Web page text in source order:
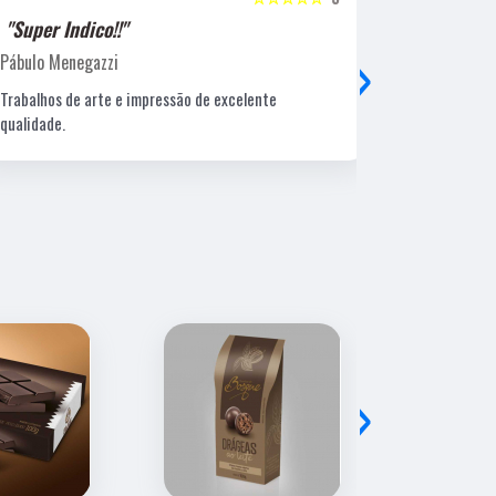
"Super Indico!!"
Pábulo Menegazzi
Trabalhos de arte e impressão de excelente
qualidade.
›
›